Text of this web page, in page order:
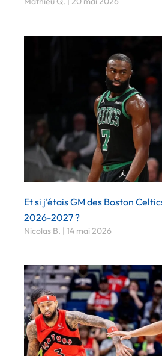
Et si j’étais GM des Boston
2026-2027 ?
Nicolas B. 14 mai 2026